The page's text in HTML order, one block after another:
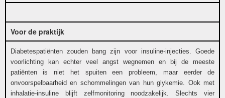
Voor de praktijk
Diabetespatiënten zouden bang zijn voor insuline-injecties. Goede
voorlichting kan echter veel angst wegnemen en bij de meeste
patiënten is niet het spuiten een probleem, maar eerder de
onvoorspelbaarheid en schommelingen van hun glykemie. Ook met
inhalatie-insuline blijft zelfmonitoring noodzakelijk. Slechts vier